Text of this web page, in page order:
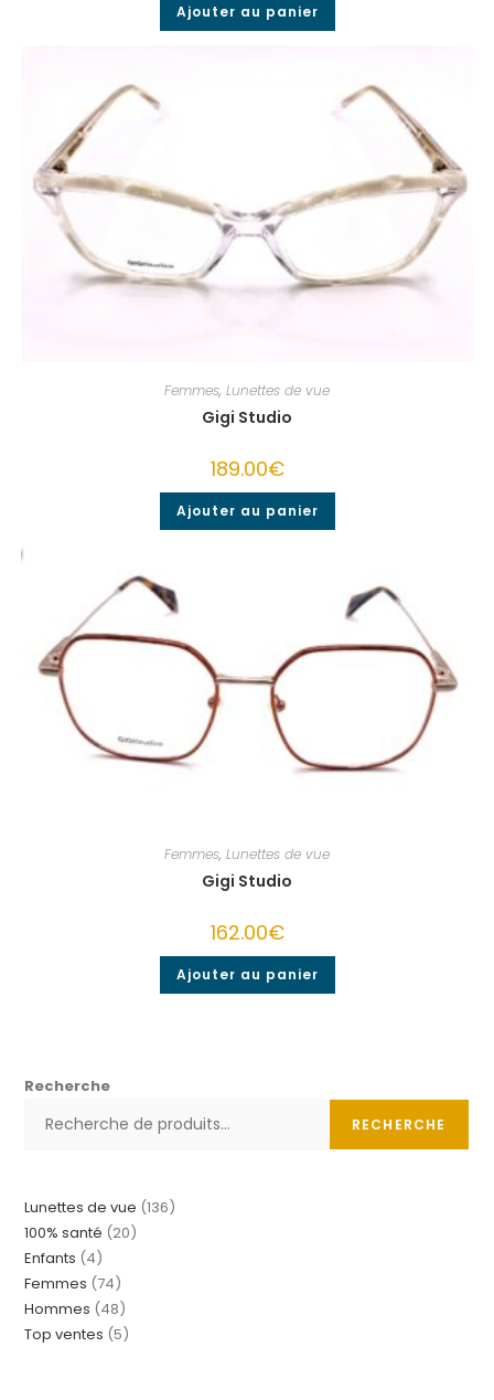
Ajouter au panier
Femmes, Lunettes de vue
Gigi Studio
189.00€
Ajouter au panier
Femmes, Lunettes de vue
Gigi Studio
162.00€
Ajouter au panier
Recherche
RECHERCHE
Lunettes de vue 136
100% santé 20
Enfants 4
Femmes 74
Hommes 48
Top ventes 5